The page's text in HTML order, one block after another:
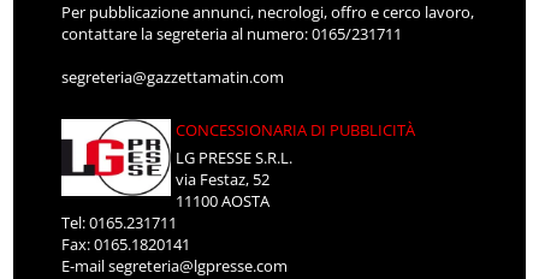
Per pubblicazione annunci, necrologi, offro e cerco lavoro,
contattare la segreteria al numero: 0165/231711
segreteria@gazzettamatin.com
CONCESSIONARIA DI PUBBLICITÀ
LG PRESSE S.R.L.
via Festaz, 52
11100 AOSTA
Tel: 0165.231711
Fax: 0165.1820141
E-mailsegreteria@lgpresse.com